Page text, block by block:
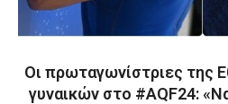
Οι πρωταγωνίστριες της
γυναικών στο #AQF24: